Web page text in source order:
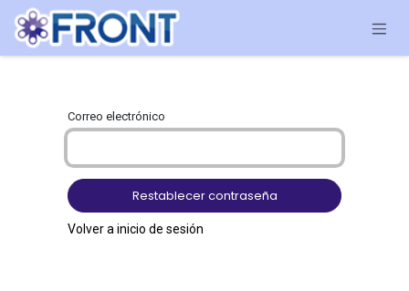
Ir al contenido
Correo electrónico
Restablecer contraseña
Volver a inicio de sesión